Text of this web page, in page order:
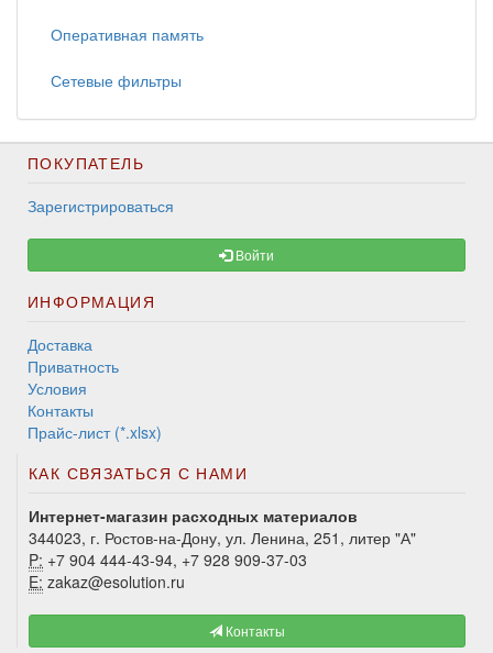
Оперативная память
Сетевые фильтры
ПОКУПАТЕЛЬ
Зарегистрироваться
Войти
ИНФОРМАЦИЯ
Доставка
Приватность
Условия
Контакты
Прайс-лист (*.xlsx)
КАК СВЯЗАТЬСЯ С НАМИ
Интернет-магазин расходных материалов
344023, г. Ростов-на-Дону, ул. Ленина, 251, литер "А"
P: +7 904 444-43-94, +7 928 909-37-03
E: zakaz@esolution.ru
Контакты